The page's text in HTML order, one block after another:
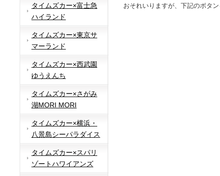
タイムズカー×富士急
ハイランド
タイムズカー×東京サ
マーランド
タイムズカー×西武園
ゆうえんち
タイムズカー×さがみ
湖MORI MORI
タイムズカー×横浜・
八景島シーパラダイス
タイムズカー×スパリ
ゾートハワイアンズ
おそれいりますが、下記のボタ